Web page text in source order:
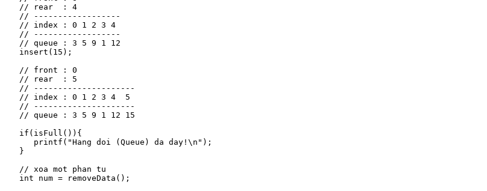
   // rear  : 4
   // ------------------
   // index : 0 1 2 3 4
   // ------------------
   // queue : 3 5 9 1 12
   insert(15);
   // front : 0
   // rear  : 5
   // ---------------------
   // index : 0 1 2 3 4  5
   // ---------------------
   // queue : 3 5 9 1 12 15
   if(isFull()){
      printf("Hang doi (Queue) da day!\n");
   }
   // xoa mot phan tu
   int num = removeData();